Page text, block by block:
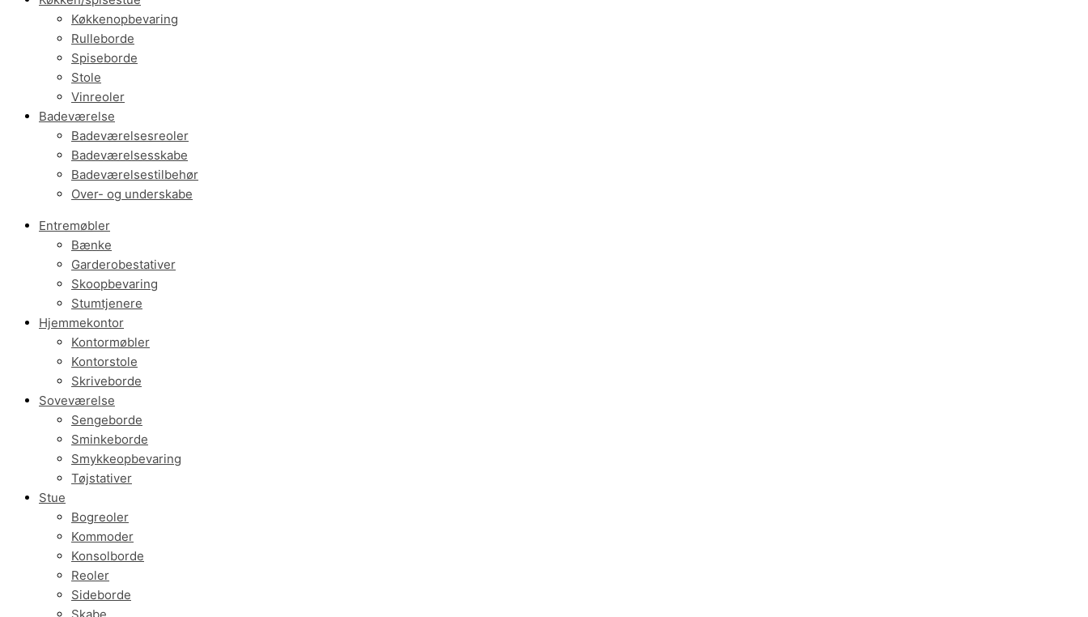
Køkkenopbevaring
Rulleborde
Spiseborde
Stole
Vinreoler
Badeværelse
Badeværelsesreoler
Badeværelsesskabe
Badeværelsestilbehør
Over- og underskabe
Entremøbler
Bænke
Garderobestativer
Skoopbevaring
Stumtjenere
Hjemmekontor
Kontormøbler
Kontorstole
Skriveborde
Soveværelse
Sengeborde
Sminkeborde
Smykkeopbevaring
Tøjstativer
Stue
Bogreoler
Kommoder
Konsolborde
Reoler
Sideborde